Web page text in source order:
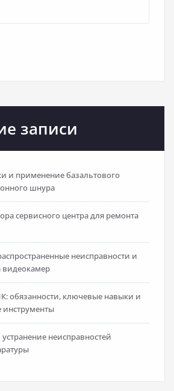
записи
и применение базальтового
шнура
сервисного центра для ремонта
неисправности и
видеокамер
обязанности, ключевые навыки и
инструменты
неисправностей